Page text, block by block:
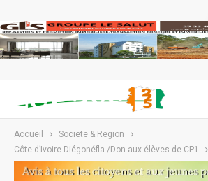
Accueil
Societe & Region
Côte d’Ivoire-Diégonéfla-/Don aux élèves de CP1